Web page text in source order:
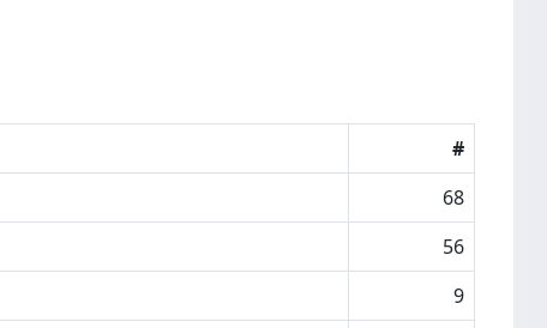
#
68
56
9